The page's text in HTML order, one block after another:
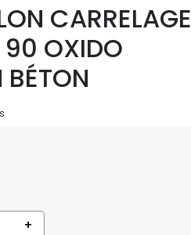
CARRELAGE
90 OXIDO
+